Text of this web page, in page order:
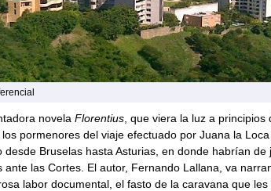
novela Florentius, que viera la luz a principios
pormenores del viaje efectuado por Juana la
desde Bruselas hasta Asturias, en donde habrían de
ante las Cortes. El autor, Fernando Lallana, va
labor documental, el fasto de la caravana que les